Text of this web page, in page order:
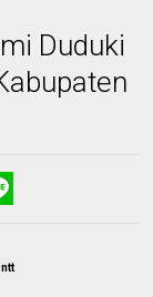
Duduki
ntt